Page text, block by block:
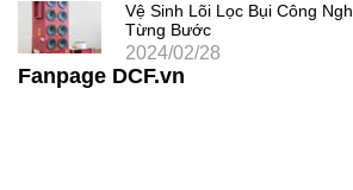
Vệ Sinh Lõi Lọc Bụi Công
Từng Bước
2024/02/28
Fanpage DCF.vn